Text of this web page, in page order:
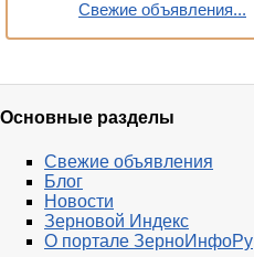
Свежие объявления...
Основные разделы
Свежие объявления
Блог
Новости
Зерновой Индекс
О портале ЗерноИнфоРу